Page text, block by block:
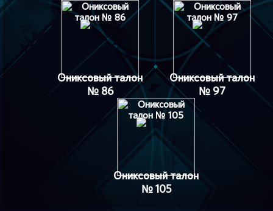
Ониксовый талон
№ 86
Ониксовый талон
№ 97
Ониксовый талон
№ 105